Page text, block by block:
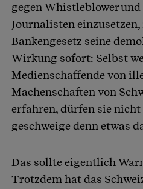
gegen Whistleblower
Journalisten einzusetzen,
Bankengesetz seine
Wirkung sofort: Selbst
Medienschaffende von
Machenschaften von
erfahren, dürfen sie
geschweige denn etwas
Das sollte eigentlich
Trotzdem hat das